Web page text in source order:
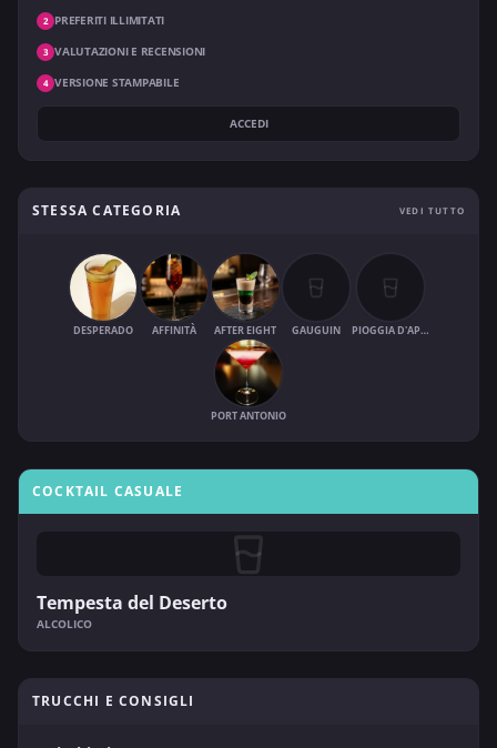
2 PREFERITI ILLIMITATI
3 VALUTAZIONI E RECENSIONI
4 VERSIONE STAMPABILE
ACCEDI
STESSA CATEGORIA VEDI TUTTO
DESPERADO AFFINITÀ AFTER EIGHT GAUGUIN PIOGGIA D'APRILE
PORT ANTONIO
COCKTAIL CASUALE
Tempesta del Deserto
ALCOLICO
TRUCCHI E CONSIGLI